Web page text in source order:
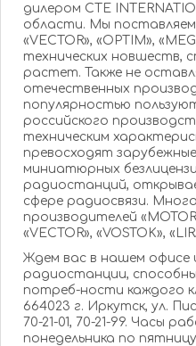
дилером СTE
области. Мы поставляем СВ радиостанции
«VECTOR», «OPTIM»,
технических новшеств,
растет. Также не оставляем без внимания и
отечественных
популярностью
российского производства –
техническим
превосходят зарубежные аналоги. Использование
миниатюрных
радиостанций, открывает новые возможности в
сфере радиосвязи.
производителей
Ждем вас в нашем офисе
радиостанции,
потреб-ности каждого
664023 г. Иркутск, ул.
70-21-01, 70-21-99. Часы работы: 9.30 до 18.00 с
понедельника по пятницу,